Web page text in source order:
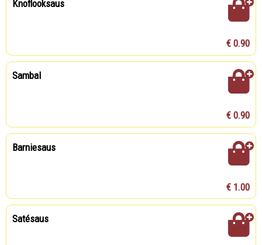
Knoflooksaus
€ 0.90
Sambal
€ 0.90
Barniesaus
€ 1.00
Satésaus